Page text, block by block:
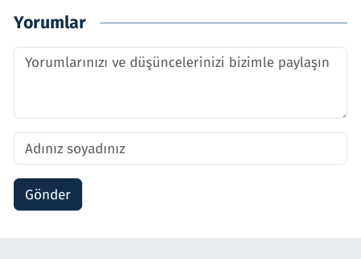
Yorumlar
Gönder